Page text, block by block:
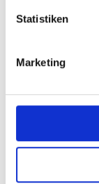
Statistiken
Marketing